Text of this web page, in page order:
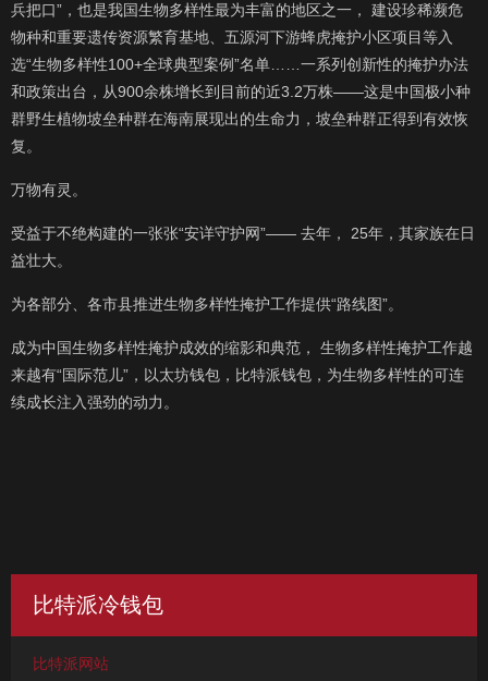
兵把口”，也是我国生物多样性最为丰富的地区之一， 建设珍稀濒危
物种和重要遗传资源繁育基地、五源河下游蜂虎掩护小区项目等入
选“生物多样性100+全球典型案例”名单……一系列创新性的掩护办法
和政策出台，从900余株增长到目前的近3.2万株——这是中国极小种
群野生植物坡垒种群在海南展现出的生命力，坡垒种群正得到有效恢
复。
万物有灵。
受益于不绝构建的一张张“安详守护网”—— 去年， 25年，其家族在日
益壮大。
为各部分、各市县推进生物多样性掩护工作提供“路线图”。
成为中国生物多样性掩护成效的缩影和典范， 生物多样性掩护工作越
来越有“国际范儿”，以太坊钱包，比特派钱包，为生物多样性的可连
续成长注入强劲的动力。
比特派冷钱包
比特派网站